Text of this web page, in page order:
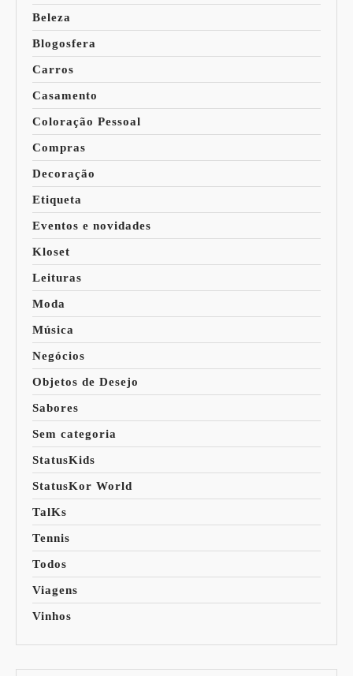
Beleza
Blogosfera
Carros
Casamento
Coloração Pessoal
Compras
Decoração
Etiqueta
Eventos e novidades
Kloset
Leituras
Moda
Música
Negócios
Objetos de Desejo
Sabores
Sem categoria
StatusKids
StatusKor World
TalKs
Tennis
Todos
Viagens
Vinhos